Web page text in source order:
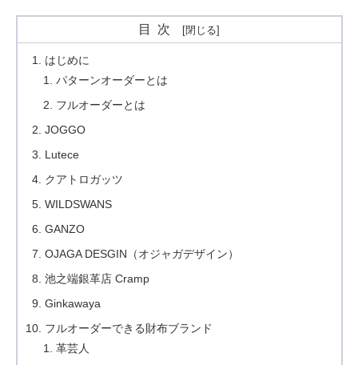
目次
はじめに
パターンオーダーとは
フルオーダーとは
JOGGO
Lutece
クアトロガッツ
WILDSWANS
GANZO
OJAGA DESGIN（オジャガデザイン）
池之端銀革店 Cramp
Ginkawaya
フルオーダーできる財布ブランド
革芸人